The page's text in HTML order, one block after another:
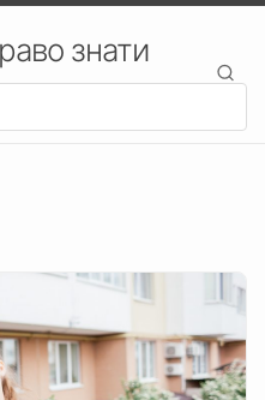
знати